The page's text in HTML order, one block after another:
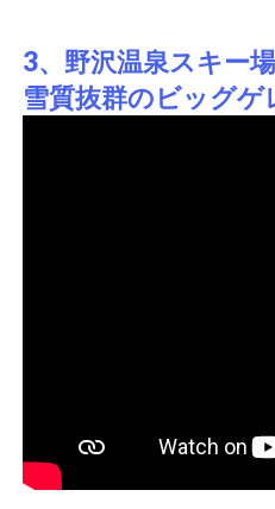
3、野沢温泉スキー
雪質抜群のビッグ